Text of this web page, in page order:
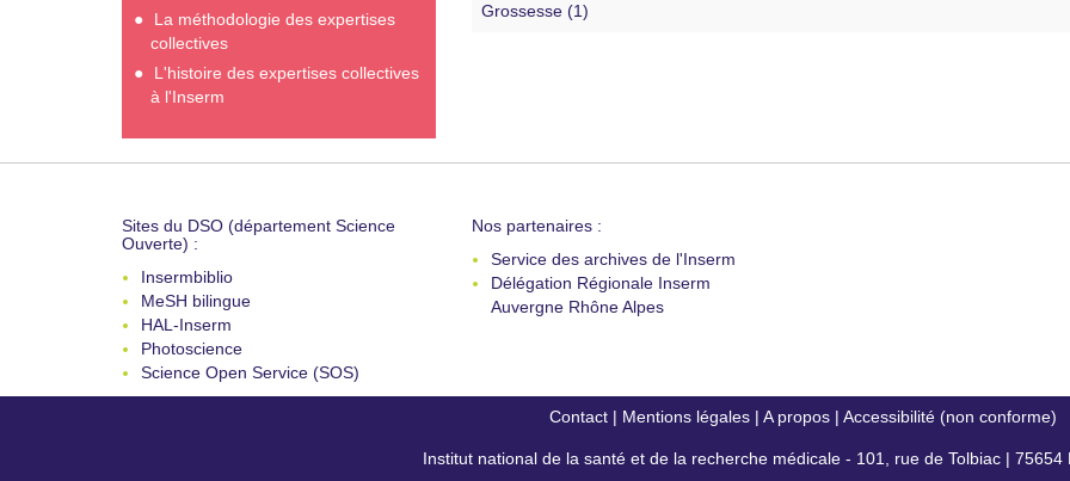
La méthodologie des expertises
collectives
L'histoire des expertises collectives
à l'Inserm
Grossesse (1)
Sites du DSO (département Science
Ouverte) :
Insermbiblio
MeSH bilingue
HAL-Inserm
Photoscience
Science Open Service (SOS)
Nos partenaires :
Service des archives de l'Inserm
Délégation Régionale Inserm
Auvergne Rhône Alpes
Contact| Mentions légales| A propos| Accessibilité (non conforme)
Institut national de la santé et de la recherche médicale - 101, rue de Tolbiac | 75654